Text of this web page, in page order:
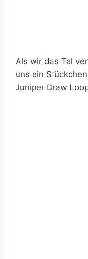
Als wir das Tal
uns ein
Juniper Draw